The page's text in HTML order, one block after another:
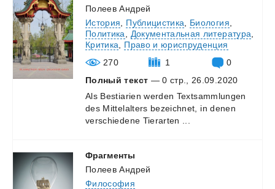
Полеев Андрей
История
Публицистика Биология
Политика
Документальная литература
Критика
Право и юриспруденция
270
1
0
Полный текст — 0 стр., 26.09.2020
Als Bestiarien werden Textsammlungen
des Mittelalters bezeichnet, in denen
verschiedene Tierarten
Фрагменты
Полеев Андрей
Философия